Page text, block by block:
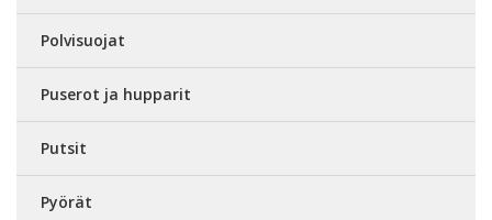
Polvisuojat
Puserot ja hupparit
Putsit
Pyörät